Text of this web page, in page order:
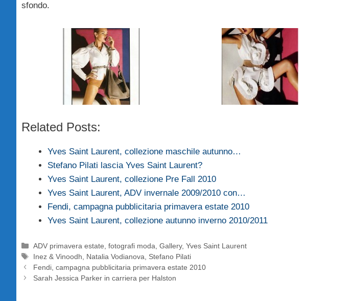
sfondo.
Related Posts:
Yves Saint Laurent, collezione maschile autunno…
Stefano Pilati lascia Yves Saint Laurent?
Yves Saint Laurent, collezione Pre Fall 2010
Yves Saint Laurent, ADV invernale 2009/2010 con…
Fendi, campagna pubblicitaria primavera estate 2010
Yves Saint Laurent, collezione autunno inverno 2010/2011
Categorie
ADV primavera estate ,fotografi moda ,Gallery,Yves Saint Laurent
Tag
Inez & Vinoodh Natalia Vodianova
Stefano Pilati
Fendi, campagna pubblicitaria primavera estate 2010
Sarah Jessica Parker in carriera per Halston